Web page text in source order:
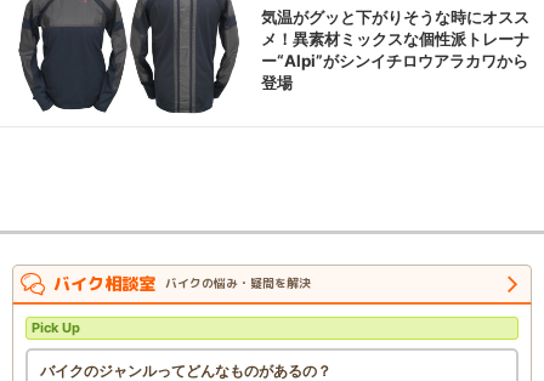
気温がグッと下がりそうな時にオスス
メ！異素材ミックスな個性派トレーナ
ー“Alpi”がシンイチロウアラカワから
登場
バイク相談室 バイクの悩み・疑問を解決
Pick Up
バイクのジャンルってどんなものがあるの？